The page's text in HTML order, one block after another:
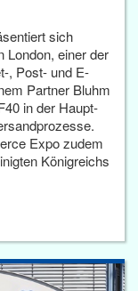
sich
London, einer der
, Post- und E-
Partner Bluhm
in der Haupt­
Expo zudem
Königreichs